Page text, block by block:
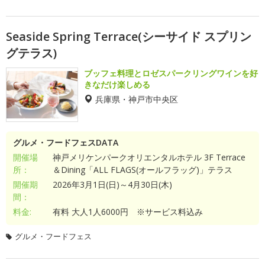
Seaside Spring Terrace(シーサイド スプリン
グテラス)
ブッフェ料理とロゼスパークリングワインを好
きなだけ楽しめる
兵庫県・神戸市中央区
グルメ・フードフェスDATA
開催場
所：
神戸メリケンパークオリエンタルホテル 3F Terrace
＆Dining「ALL FLAGS(オールフラッグ)」テラス
開催期
間：
2026年3月1日(日)～4月30日(木)
料金: 有料 大人1人6000円 ※サービス料込み
グルメ・フードフェス